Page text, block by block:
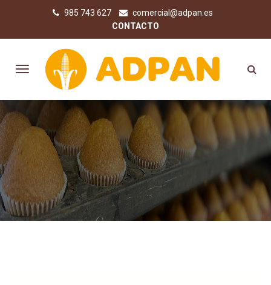
985 743 627
comercial@adpan.es
CONTACTO